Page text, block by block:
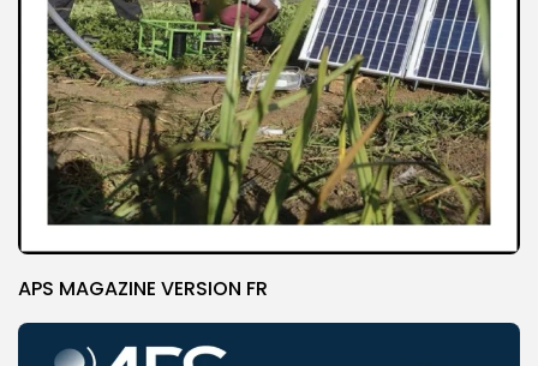
APS MAGAZINE VERSION FR